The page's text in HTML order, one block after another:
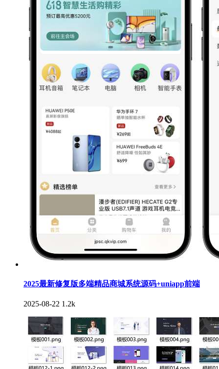
2025最新修复版多端精品商城系统源码+uniapp前端
2025-08-22 1.2k